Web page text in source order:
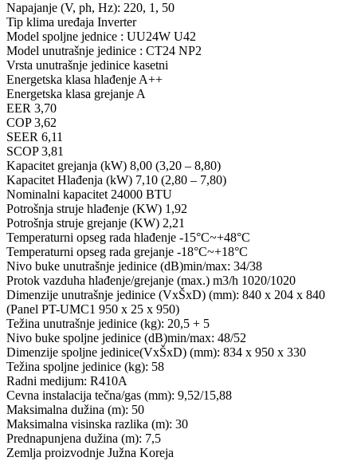
Napajanje (V, ph, Hz): 220, 1, 50
Tip klima uređaja Inverter
Model spoljne jednice : UU24W U42
Model unutrašnje jedinice : CT24 NP2
Vrsta unutrašnje jedinice kasetni
Energetska klasa hlađenje A++
Energetska klasa grejanje A
EER 3,70
COP 3,62
SEER 6,11
SCOP 3,81
Kapacitet grejanja (kW) 8,00 (3,20 – 8,80)
Kapacitet Hlađenja (kW) 7,10 (2,80 – 7,80)
Nominalni kapacitet 24000 BTU
Potrošnja struje hlađenje (KW) 1,92
Potrošnja struje grejanje (KW) 2,21
Temperaturni opseg rada hlađenje -15°C~+48°C
Temperaturni opseg rada grejanje -18°C~+18°C
Nivo buke unutrašnje jedinice (dB)min/max: 34/38
Protok vazduha hlađenje/grejanje (max.) m3/h 1020/1020
Dimenzije unutrašnje jedinice (VxŠxD) (mm): 840 x 204 x 840
(Panel PT-UMC1 950 x 25 x 950)
Težina unutrašnje jedinice (kg): 20,5 + 5
Nivo buke spoljne jedinice (dB)min/max: 48/52
Dimenzije spoljne jedinice(VxŠxD) (mm): 834 x 950 x 330
Težina spoljne jedinice (kg): 58
Radni medijum: R410A
Cevna instalacija tečna/gas (mm): 9,52/15,88
Maksimalna dužina (m): 50
Maksimalna visinska razlika (m): 30
Prednapunjena dužina (m): 7,5
Zemlja proizvodnje Južna Koreja